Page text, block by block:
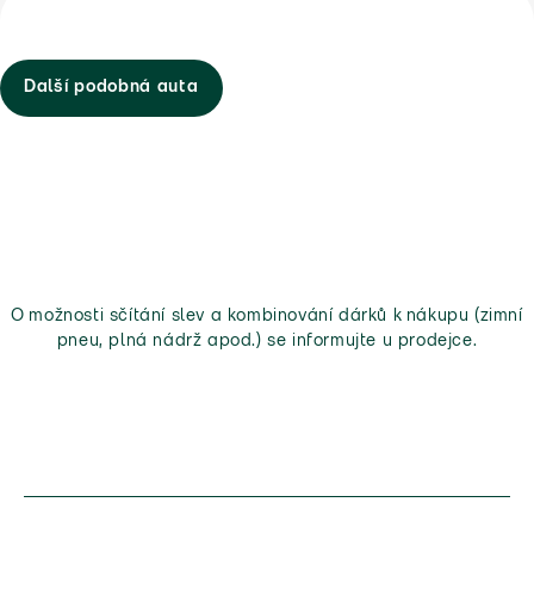
Další podobná auta
O možnosti sčítání slev a kombinování dárků k nákupu (zimní
pneu, plná nádrž apod.) se informujte u prodejce.